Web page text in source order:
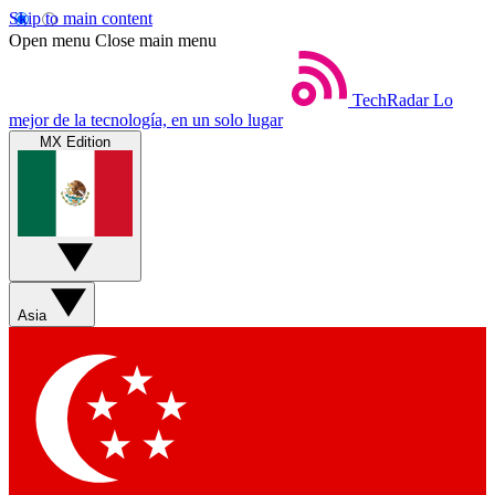
Skip to main content
Open menu Close main menu
TechRadar Lo
mejor de la tecnología, en un solo lugar
MX Edition
Asia